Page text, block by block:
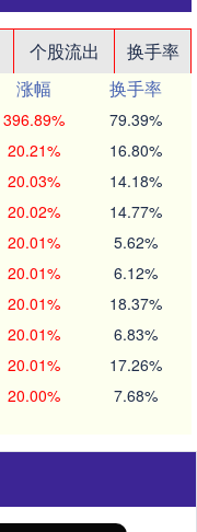
个股流出
换手率
涨幅
换手率
396.89% 79.39%
20.21% 16.80%
20.03% 14.18%
20.02% 14.77%
20.01% 5.62%
20.01% 6.12%
20.01% 18.37%
20.01% 6.83%
20.01% 17.26%
20.00% 7.68%